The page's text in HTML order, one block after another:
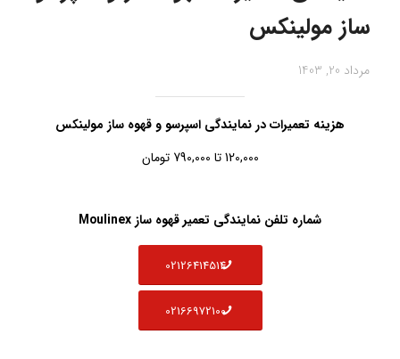
ساز مولینکس
مرداد 20, 1403
هزینه تعمیرات در نمایندگی اسپرسو و قهوه ساز مولینکس
120,000 تا 790,000 تومان
شماره تلفن نمایندگی تعمیر قهوه ساز Moulinex
02126414514
02166972100